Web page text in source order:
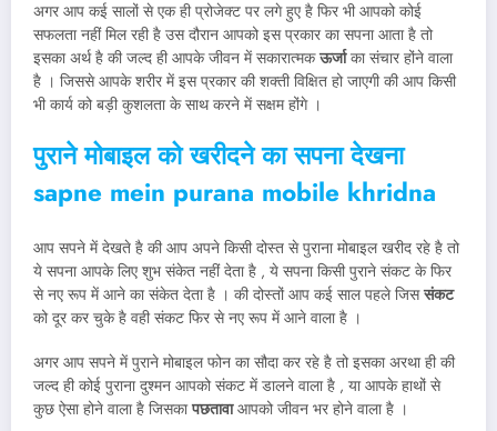
अगर आप कई सालों से एक ही प्रोजेक्ट पर लगे हुए है फिर भी आपको कोई
सफलता नहीं मिल रही है उस दौरान आपको इस प्रकार का सपना आता है तो
इसका अर्थ है की जल्द ही आपके जीवन में सकारात्मकऊर्जाका संचार होंने वाला
है । जिससे आपके शरीर में इस प्रकार की शक्ती विक्षित हो जाएगी की आप किसी
भी कार्य को बड़ी कुशलता के साथ करने में सक्षम होंगे ।
पुराने मोबाइल को खरीदने का सपना देखना
sapne mein purana mobile khridna
आप सपने में देखते है की आप अपने किसी दोस्त से पुराना मोबाइल खरीद रहे है तो
ये सपना आपके लिए शुभ संकेत नहीं देता है , ये सपना किसी पुराने संकट के फिर
से नए रूप में आने का संकेत देता है । की दोस्तों आप कई साल पहले जिससंकट
को दूर कर चुके है वही संकट फिर से नए रूप में आने वाला है ।
अगर आप सपने में पुराने मोबाइल फोन का सौदा कर रहे है तो इसका अरथा ही की
जल्द ही कोई पुराना दुश्मन आपको संकट में डालने वाला है , या आपके हाथों से
कुछ ऐसा होने वाला है जिसकापछतावाआपको जीवन भर होने वाला है ।